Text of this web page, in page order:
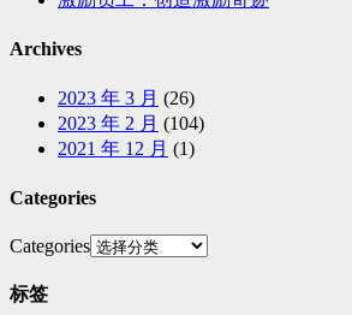
Archives
2023 年 3 月 (26)
2023 年 2 月 (104)
2021 年 12 月 (1)
Categories
Categories
标签